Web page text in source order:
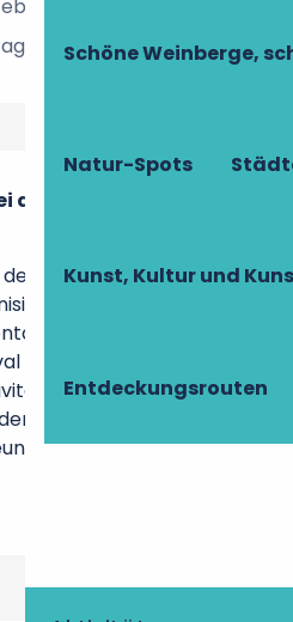
Schöne Weinberge,
Natur-Spots
Kunst, Kultur und
Entdeckungsrouten
Seite
Seite
11. Ausgabe in
11. Ausgabe
vom Verein
Sie das größte
Frankreichs! Tauchen
und Shows in die
50er- bis 70er-Jahre
Festival...